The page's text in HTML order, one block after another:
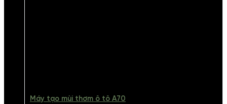
Máy tạo mùi thơm ô tô A70